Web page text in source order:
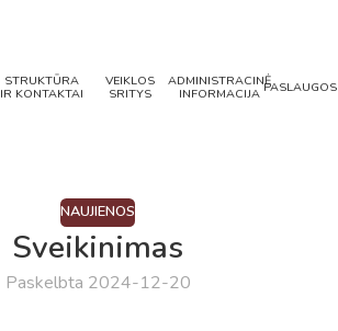
STRUKTŪRA
IR KONTAKTAI
VEIKLOS
SRITYS
ADMINISTRACINĖ
INFORMACIJA PASLAUGOS
NAUJIENOS
Sveikinimas
Paskelbta 2024-12-20